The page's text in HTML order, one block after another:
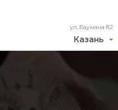
Казань
ул. Баумана 82